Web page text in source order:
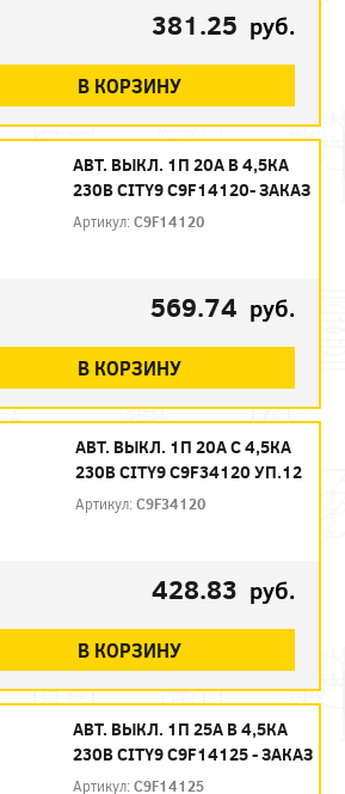
381.25 руб.
В КОРЗИНУ
АВТ. ВЫКЛ. 1П 20А B 4,5КА
230В CITY9 C9F14120- ЗАКАЗ
Артикул:C9F14120
569.74 руб.
В КОРЗИНУ
АВТ. ВЫКЛ. 1П 20А С 4,5КА
230В CITY9 C9F34120 УП.12
Артикул:C9F34120
428.83 руб.
В КОРЗИНУ
АВТ. ВЫКЛ. 1П 25А B 4,5КА
230В CITY9 C9F14125 - ЗАКАЗ
Артикул:C9F14125